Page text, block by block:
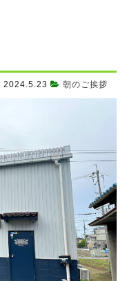
2024.5.23 朝のご挨拶